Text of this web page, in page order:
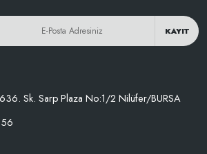
KAYIT
Sk. Sarp Plaza No:1/2 Nilüfer/BURSA